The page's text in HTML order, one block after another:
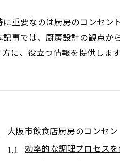
重要なのは厨房のコンセン
事では、厨房設計の観点
に、役立つ情報を提供します
大阪市飲食店厨房のコンセ
効率的な調理プロセス